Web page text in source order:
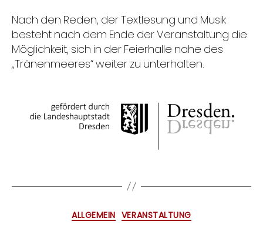
Nach den Reden, der Textlesung und Musik
besteht nach dem Ende der Veranstaltung die
Möglichkeit, sich in der Feierhalle nahe des
„Tränenmeeres“ weiter zu unterhalten.
Kategorien
ALLGEMEIN VERANSTALTUNG